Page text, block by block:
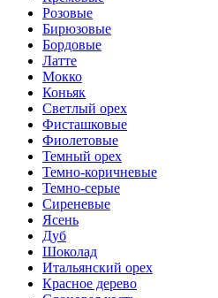
Розовые
Бирюзовые
Бордовые
Латте
Мокко
Коньяк
Светлый орех
Фисташковые
Фиолетовые
Темный орех
Темно-коричневые
Темно-серые
Сиреневые
Ясень
Дуб
Шоколад
Итальянский орех
Красное дерево